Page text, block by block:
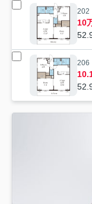
202
10
206